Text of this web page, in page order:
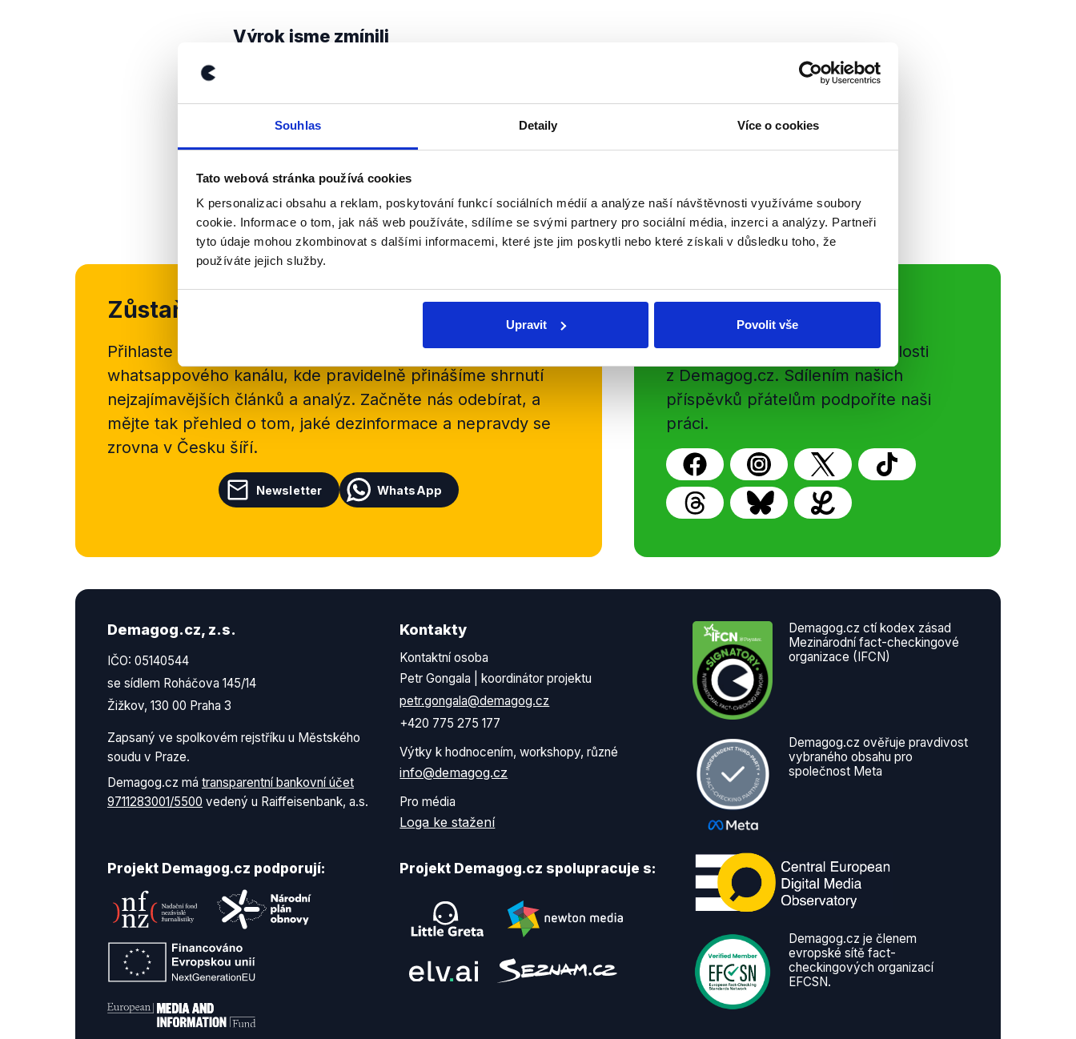
Souhlas Detaily Více o cookies
Tato webová stránka používá cookies
K personalizaci obsahu a reklam, poskytování funkcí sociálních médií a analýze naší návštěvnosti využíváme soubory
cookie. Informace o tom, jak náš web používáte, sdílíme se svými partnery pro sociální média, inzerci a analýzy. Partneři
tyto údaje mohou zkombinovat s dalšími informacemi, které jste jim poskytli nebo které získali v důsledku toho, že
používáte jejich služby.
Upravit Povolit vše
Výrok jsme zmínili
OVĚŘENO
22. ledna 2018
Miloš Zeman se v první ze svých čtyř televizních
Číst dál
Zůstaňme v kontaktu
Přihlaste se k odběru našeho
newsletteru nebo
whatsappového kanálu, kde pravidelně přinášíme shrnutí
nejzajímavějších článků a analýz. Začněte nás odebírat, a
mějte tak přehled o tom, jaké dezinformace a nepravdy se
zrovna v Česku šíří.
Newsletter WhatsApp
Sociální sítě
Nenechte si ujít nejnovější události
z Demagog.cz. Sdílením našich
příspěvků přátelům podpoříte naši
práci.
Demagog.cz, z.s.
IČO: 05140544
se sídlem Roháčova 145/14
Žižkov, 130 00 Praha 3
Zapsaný ve spolkovém rejstříku u Městského
soudu v Praze.
Demagog.cz má transparentní bankovní účet
9711283001/5500 vedený u Raiffeisenbank, a.s.
Kontakty
Kontaktní osoba
Petr Gongala | koordinátor projektu
petr.gongala@demagog.cz
+420 775 275 177
Výtky k hodnocením, workshopy, různé
info@demagog.cz
Pro média
Loga ke stažení
Projekt Demagog.cz podporují: Projekt Demagog.cz spolupracuje s:
Demagog.cz ctí kodex zásad
Mezinárodní fact-checkingové
organizace (IFCN)
Demagog.cz ověřuje pravdivost
vybraného obsahu pro
společnost Meta
Demagog.cz je členem
evropské sítě fact-
checkingových organizací
EFCSN.